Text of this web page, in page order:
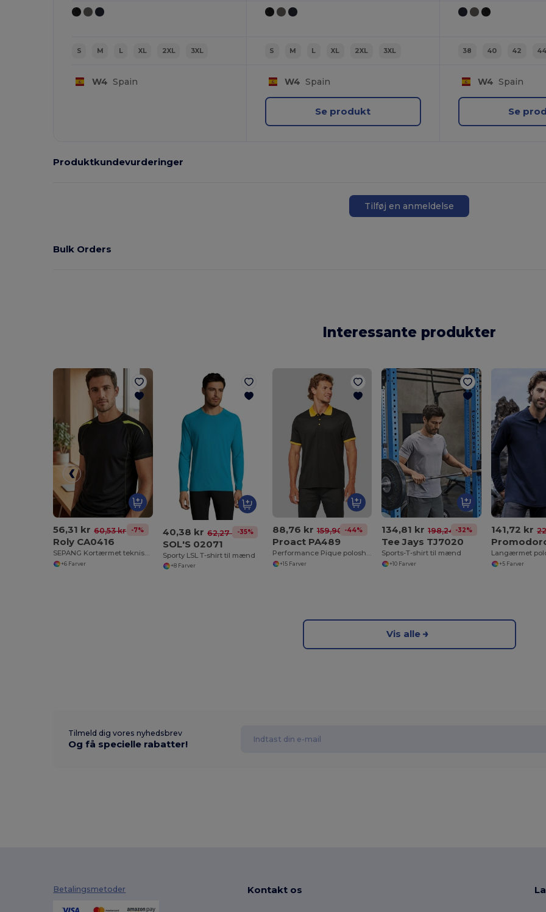
S M L XL 2XL 3XL
W4 Spain
S M L XL 2XL 3XL
W4 Spain
Se produkt
38 40 42
W4 Spain
Se
Produktkundevurderinger
Tilføj en anmeldelse
Bulk Orders
Interessante produkter
56,31 kr 60,53 kr -7%
Roly CA0416
SEPANG Kortærmet teknisk raglan t-shirt i single jersey
+6 Farver
40,38 kr 62,27 kr-35%
SOL'S 02071
Sporty LSL T-shirt til mænd
+8 Farver
88,76 kr 159,90 kr-44%
Proact PA489
Performance Pique poloshirt til mænd
+15 Farver
134,81 kr 198,24 kr-32%
Tee Jays TJ7020
Sports-T-shirt til mænd
+10 Farver
141,72 kr
+5 Farver
Vis alle
Tilmeld dig vores nyhedsbrev
Og få specielle rabatter!
Betalingsmetoder Kontakt os